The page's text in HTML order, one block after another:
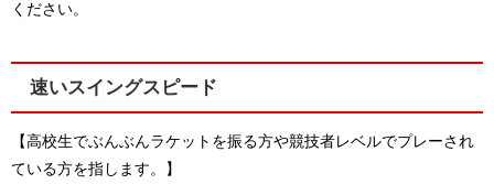
ください。
速いスイングスピード
【高校生でぶんぶんラケットを振る方や競技者レベルでプレーされ
ている方を指します。】